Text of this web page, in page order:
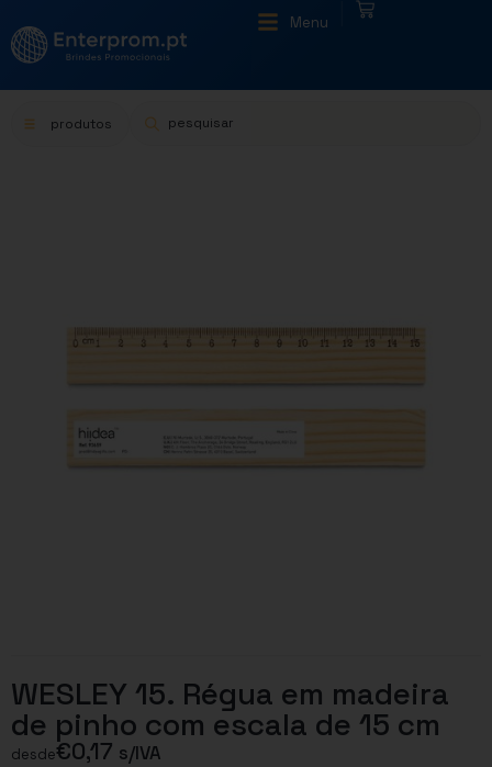
Menu
produtos
WESLEY 15. Régua em madeira
de pinho com escala de 15 cm
desde€0,17 s/IVA